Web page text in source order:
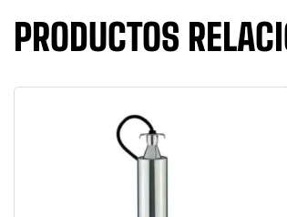
PRODUCTOS